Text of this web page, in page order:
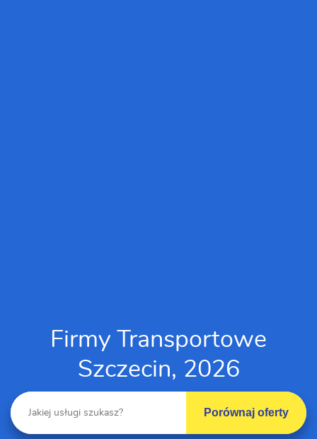
Firmy Transportowe
Szczecin, 2026
Porównaj oferty